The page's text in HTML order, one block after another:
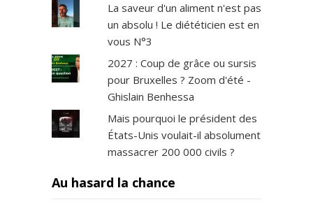
La saveur d'un aliment n'est pas
un absolu ! Le diététicien est en
vous N°3
2027 : Coup de grâce ou sursis
pour Bruxelles ? Zoom d'été -
Ghislain Benhessa
Mais pourquoi le président des
États-Unis voulait-il absolument
massacrer 200 000 civils ?
Au hasard la chance